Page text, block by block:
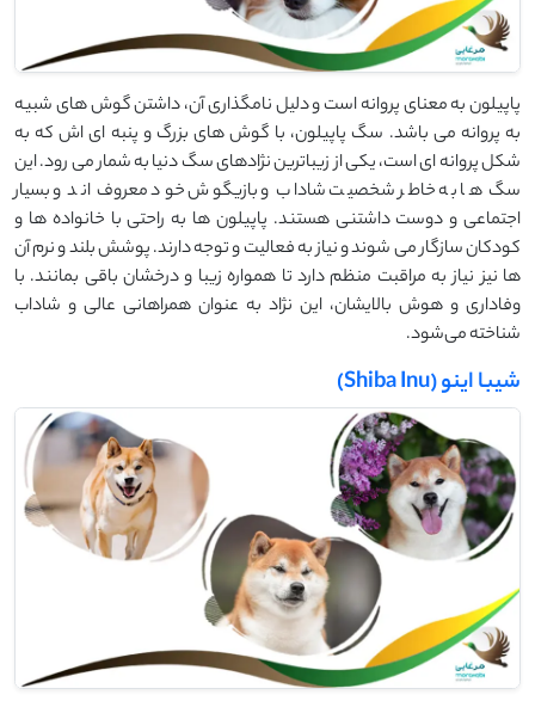
پاپیلون به معنای پروانه است و دلیل نامگذاری آن، داشتن گوش های شبیه
به پروانه می باشد. سگ پاپیلون، با گوش‌ های بزرگ و پنبه ‌ای‌ اش که به
شکل پروانه ‌ای است، یکی از زیباترین نژادهای سگ دنیا به شمار می ‌رود. این
سگ‌ ها به خاطر شخصیت شاداب و بازیگوش خود معروف‌ اند و بسیار
اجتماعی و دوست ‌داشتنی هستند. پاپیلون ‌ها به راحتی با خانواده‌ ها و
کودکان سازگار می ‌شوند و نیاز به فعالیت و توجه دارند. پوشش بلند و نرم آن
‌ها نیز نیاز به مراقبت منظم دارد تا همواره زیبا و درخشان باقی بمانند. با
وفاداری و هوش بالایشان، این نژاد به عنوان همراهانی عالی و شاداب
شناخته می‌شود.
شیبا اینو (Shiba Inu)